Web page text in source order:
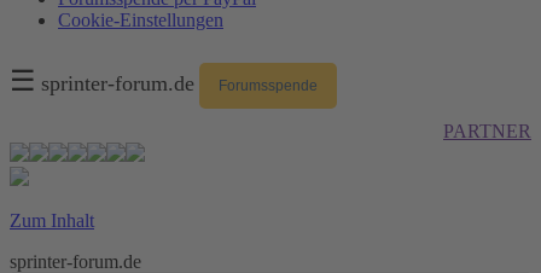
Cookie-Einstellungen
☰ sprinter-forum.de Forumsspende
PARTNER
Zum Inhalt
sprinter-forum.de